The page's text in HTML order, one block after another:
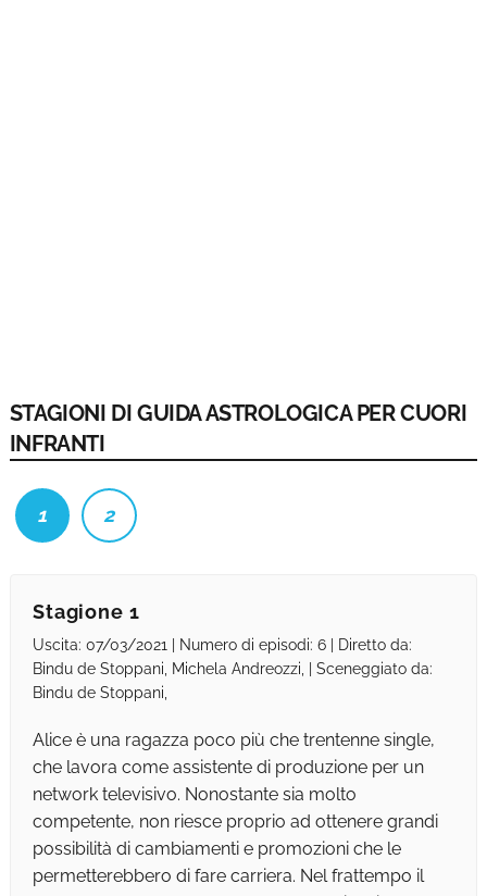
STAGIONI DI GUIDA ASTROLOGICA PER CUORI
INFRANTI
1 2
Stagione 1
Uscita: 07/03/2021 | Numero di episodi: 6 | Diretto da:
Bindu de Stoppani, Michela Andreozzi, | Sceneggiato da:
Bindu de Stoppani,
Alice è una ragazza poco più che trentenne single,
che lavora come assistente di produzione per un
network televisivo. Nonostante sia molto
competente, non riesce proprio ad ottenere grandi
possibilità di cambiamenti e promozioni che le
permetterebbero di fare carriera. Nel frattempo il